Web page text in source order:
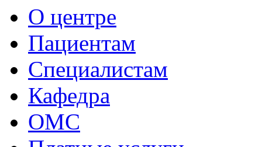
О центре
Пациентам
Специалистам
Кафедра
ОМС